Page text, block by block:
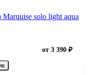
solo light aqua
от 3 390 ₽